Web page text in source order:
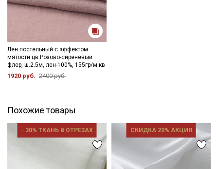
Лен постельный с эффектом
мятости цв.Розово-сиреневый
флер, ш.2.5м, лен-100%, 155гр/м.кв
1920 руб. 2400 руб.
Похожие товары
- 30% ТКАНЬ В ОТРЕЗАХ СКИДКА 20% АКЦИЯ